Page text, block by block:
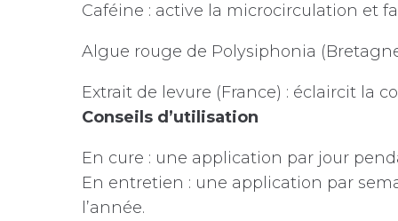
Caféine : active la microcirculation et
Algue rouge de Polysiphonia
Extrait de levure (France) : éclaircit la
Conseils d’utilisation
En cure : une application par jour
En entretien : une application par
l’année.